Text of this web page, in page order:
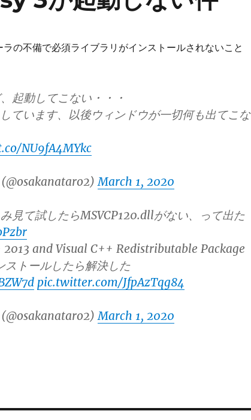
の不備で必須ライブラリがインストールされないこと
起動してこない・・・
ています、以後ウィンドウが一切何も出てこな
NU9fA4MYkc
(@osakanataro2)March 1, 2020
見て試したらMSVCP120.dllがない、って出た
2013 and Visual C++ Redistributable Package
ストールしたら解決した
pic.twitter.com/JfpAzTqg84
(@osakanataro2)March 1, 2020